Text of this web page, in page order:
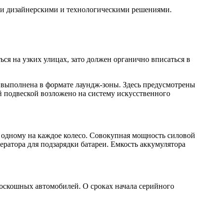
дизайнерскими и технологическими решениями.
на узких улицах, зато должен органично вписаться в
в формате лаундж-зоны. Здесь предусмотрены
возложено на систему искусственного
на каждое колесо. Совокупная мощность силовой
для подзарядки батареи. Емкость аккумулятора
автомобилей. О сроках начала серийного